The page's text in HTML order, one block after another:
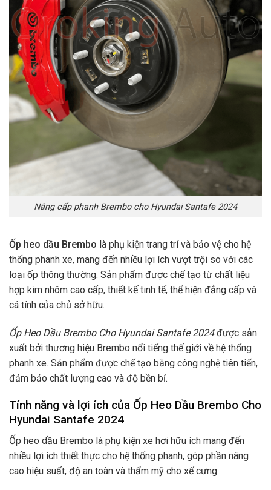
Nâng cấp phanh Brembo cho Hyundai Santafe 2024
Ốp heo dầu Brembo là phụ kiện trang trí và bảo vệ cho hệ
thống phanh xe, mang đến nhiều lợi ích vượt trội so với các
loại ốp thông thường. Sản phẩm được chế tạo từ chất liệu
hợp kim nhôm cao cấp, thiết kế tinh tế, thể hiện đẳng cấp và
cá tính của chủ sở hữu.
Ốp Heo Dầu Brembo Cho Hyundai Santafe 2024được sản
xuất bởi thương hiệu Brembo nổi tiếng thế giới về hệ thống
phanh xe. Sản phẩm được chế tạo bằng công nghệ tiên tiến,
đảm bảo chất lượng cao và độ bền bỉ.
Tính năng và lợi ích của Ốp Heo Dầu Brembo Cho
Hyundai Santafe 2024
Ốp heo dầu Brembo là phụ kiện xe hơi hữu ích mang đến
nhiều lợi ích thiết thực cho hệ thống phanh, góp phần nâng
cao hiệu suất, độ an toàn và thẩm mỹ cho xế cưng.